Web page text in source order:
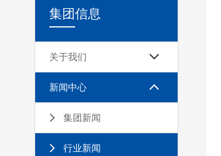
集团信息
关于我们
新闻中心
集团新闻
行业新闻